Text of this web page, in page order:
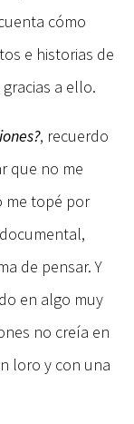
cómo
e historias de
a ello.
, recuerdo
que no me
me topé por
de pensar. Y
en algo muy
no creía en
loro y con una